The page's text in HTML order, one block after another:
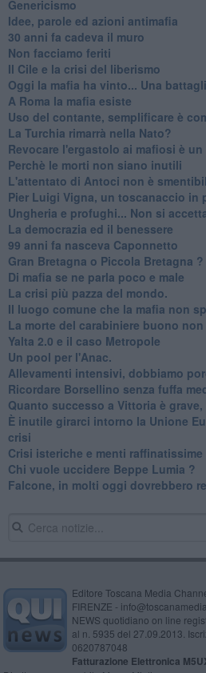
Genericismo
Idee, parole ed azioni antimafia
30 anni fa cadeva il muro
Non facciamo feriti
Il Cile e la crisi del liberismo
Oggi la mafia ha vinto... Una
A Roma la mafia esiste
Uso del contante, semplificare è
La Turchia rimarrà nella Nato?
Revocare l'ergastolo ai mafiosi è
Perchè le morti non siano inutili
L'attentato di Antoci non è
Pier Luigi Vigna, un toscanaccio in
Ungheria e profughi... Non si
La democrazia ed il benessere
99 anni fa nasceva Caponnetto
Gran Bretagna o Piccola Bretagna ?
Di mafia se ne parla poco e male
La crisi più pazza del mondo.
Il luogo comune che la mafia non
La morte del carabiniere buono
Yalta 2.0 e il caso Metropole
​Un pool per l'Anac.
Allevamenti intensivi, dobbiamo
Ricordare Borsellino senza fuffa
​Quanto successo a Vittoria è
​È inutile girarci intorno la Unione
crisi
Crisi isteriche e menti raffinatissime
Chi vuole uccidere Beppe Lumia ?
Falcone, in molti oggi dovrebbero
Editore Toscana Media
FIRENZE -
NEWS quotidiano on line
al n. 5935 del 27.09.2013.
0620787048
Fatturazione Elettronica